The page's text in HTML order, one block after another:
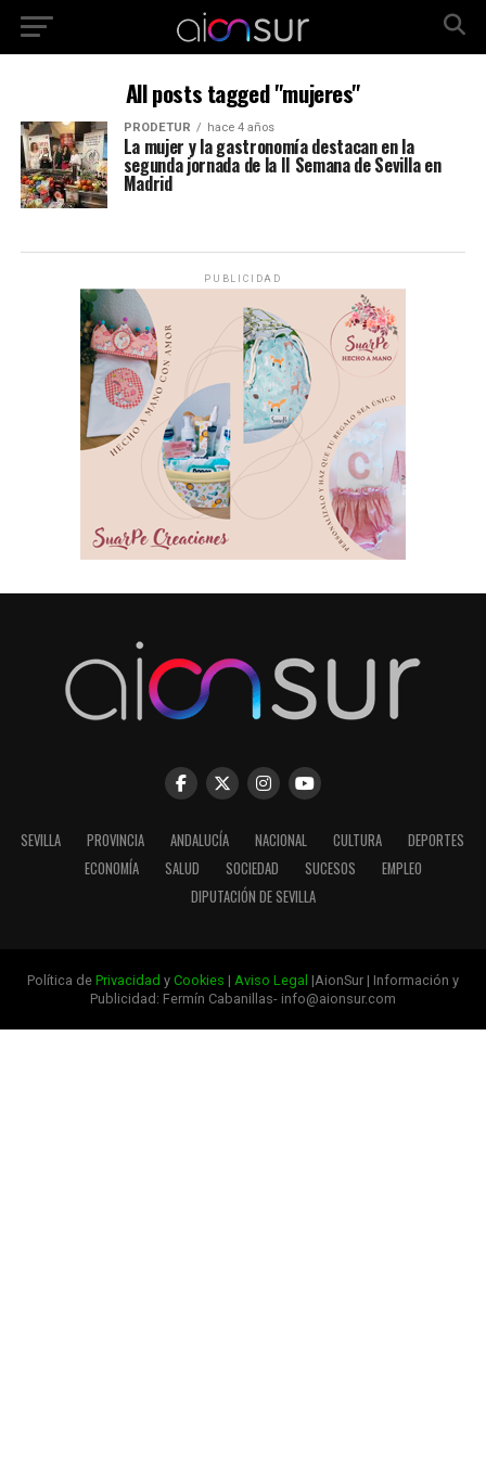
All posts tagged "mujeres"
PRODETUR hace 4 años
La mujer y la gastronomía destacan en la
segunda jornada de la II Semana de Sevilla en
Madrid
PUBLICIDAD
SEVILLA PROVINCIA ANDALUCÍA NACIONAL CULTURA
DEPORTES
ECONOMÍA
SALUD SOCIEDAD SUCESOS
EMPLEO
DIPUTACIÓN DE SEVILLA
Política de Privacidad y Cookies | Aviso Legal |AionSur | Información y
Publicidad: Fermín Cabanillas- info@aionsur.com